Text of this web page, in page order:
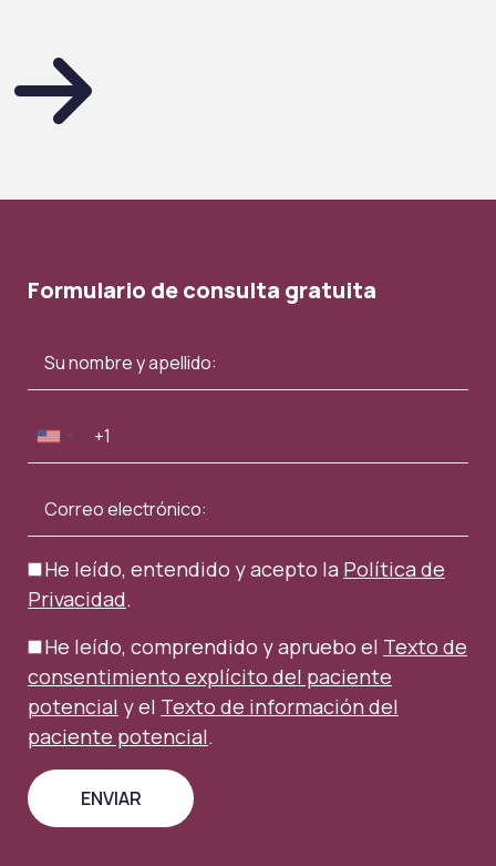
Formulario de consulta gratuita
He leído, entendido y acepto la Política de
Privacidad.
He leído, comprendido y apruebo el Texto de
consentimiento explícito del paciente
potencial y el Texto de información del
paciente potencial.